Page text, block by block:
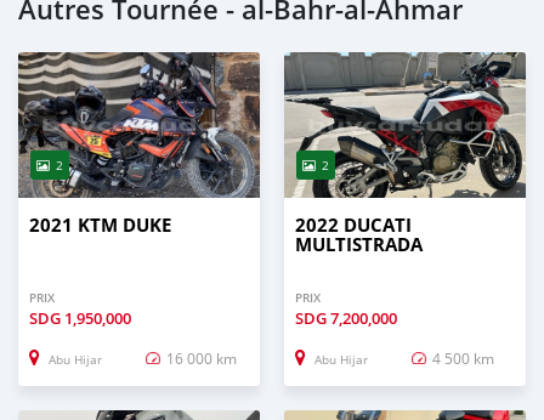
Autres Tournée - al-Bahr-al-Ahmar
2
2021 KTM DUKE
PRIX
SDG 1,950,000
Abu Hijar 16 000 km
2
2022 DUCATI
MULTISTRADA
PRIX
SDG7,200,000
Abu Hijar 4 500 km